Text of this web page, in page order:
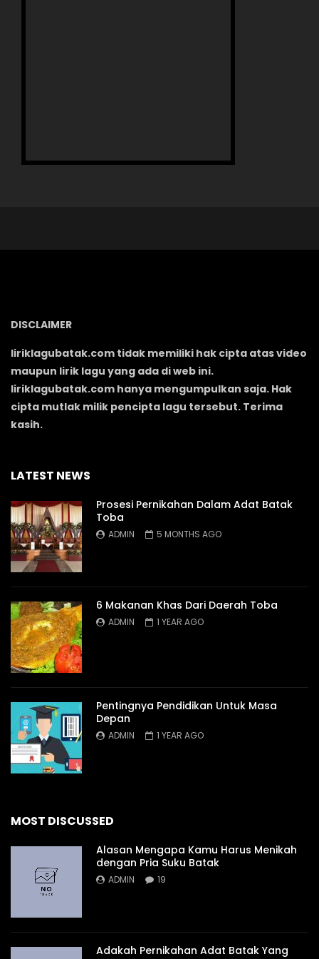
DISCLAIMER
liriklagubatak.com tidak memiliki hak cipta atas video
maupun lirik lagu yang ada di web ini.
liriklagubatak.com hanya mengumpulkan saja. Hak
cipta mutlak milik pencipta lagu tersebut. Terima
kasih.
LATEST NEWS
Prosesi Pernikahan Dalam Adat Batak
Toba
ADMIN 5 MONTHS AGO
6 Makanan Khas Dari Daerah Toba
ADMIN 1 YEAR AGO
Pentingnya Pendidikan Untuk Masa
Depan
ADMIN 1 YEAR AGO
MOST DISCUSSED
Alasan Mengapa Kamu Harus Menikah
dengan Pria Suku Batak
ADMIN 19
Adakah Pernikahan Adat Batak Yang